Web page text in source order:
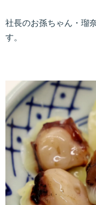
社長のお孫ちゃん・瑠
す。